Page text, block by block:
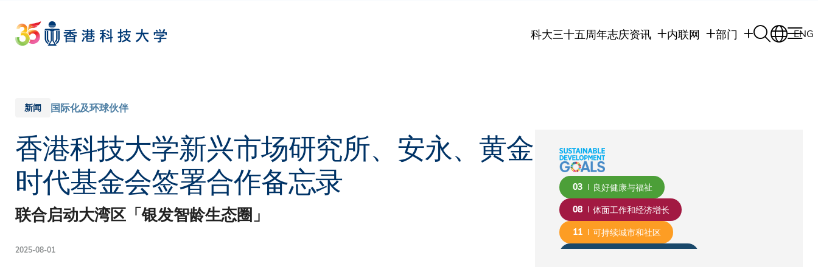
main
content
科大三十五周年志庆资讯 内联网 部门 ENG
新闻 国际化及环球伙伴
香港科技大学新兴市场研究所、安永、黄金
时代基金会签署合作备忘录
联合启动大湾区「银发智龄生态圈」
2025-08-01
03 良好健康与福祉
08 体面工作和经济增长
11 可持续城市和社区